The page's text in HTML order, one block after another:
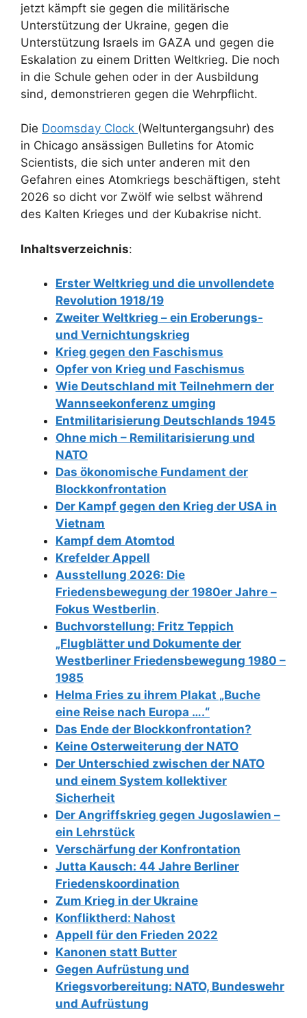
jetzt kämpft sie gegen die militärische
Unterstützung der Ukraine, gegen die
Unterstützung Israels im GAZA und gegen die
Eskalation zu einem Dritten Weltkrieg. Die noch
in die Schule gehen oder in der Ausbildung
sind, demonstrieren gegen die Wehrpflicht.
Die Doomsday Clock (Weltuntergangsuhr) des
in Chicago ansässigen Bulletins for Atomic
Scientists, die sich unter anderen mit den
Gefahren eines Atomkriegs beschäftigen, steht
2026 so dicht vor Zwölf wie selbst während
des Kalten Krieges und der Kubakrise nicht.
Inhaltsverzeichnis:
Erster Weltkrieg und die unvollendete
Revolution 1918/19
Zweiter Weltkrieg – ein Eroberungs-
und Vernichtungskrieg
Krieg gegen den Faschismus
Opfer von Krieg und Faschismus
Wie Deutschland mit Teilnehmern der
Wannseekonferenz umging
Entmilitarisierung Deutschlands 1945
Ohne mich – Remilitarisierung und
NATO
Das ökonomische Fundament der
Blockkonfrontation
Der Kampf gegen den Krieg der USA in
Vietnam
Kampf dem Atomtod
Krefelder Appell
Ausstellung 2026: Die
Friedensbewegung der 1980er Jahre –
Fokus Westberlin.
Buchvorstellung: Fritz Teppich
„Flugblätter und Dokumente der
Westberliner Friedensbewegung 1980 –
1985
Helma Fries zu ihrem Plakat „Buche
eine Reise nach Europa ….“
Das Ende der Blockkonfrontation?
Keine Osterweiterung der NATO
Der Unterschied zwischen der NATO
und einem System kollektiver
Sicherheit
Der Angriffskrieg gegen Jugoslawien –
ein Lehrstück
Verschärfung der Konfrontation
Jutta Kausch: 44 Jahre Berliner
Friedenskoordination
Zum Krieg in der Ukraine
Konfliktherd: Nahost
Appell für den Frieden 2022
Kanonen statt Butter
Gegen Aufrüstung und
Kriegsvorbereitung: NATO, Bundeswehr
und Aufrüstung